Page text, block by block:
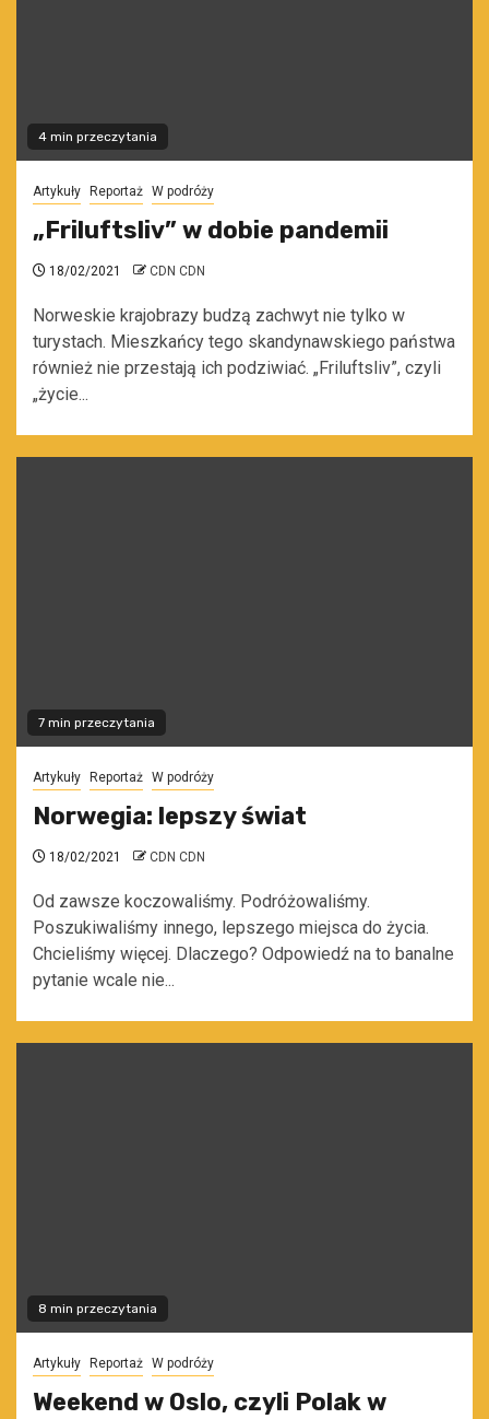
4 min przeczytania
Artykuły Reportaż W podróży
„Friluftsliv” w dobie pandemii
18/02/2021 CDN CDN
Norweskie krajobrazy budzą zachwyt nie tylko w
turystach. Mieszkańcy tego skandynawskiego państwa
również nie przestają ich podziwiać. „Friluftsliv”, czyli
„życie...
7 min przeczytania
Artykuły Reportaż W podróży
Norwegia: lepszy świat
18/02/2021 CDN CDN
Od zawsze koczowaliśmy. Podróżowaliśmy.
Poszukiwaliśmy innego, lepszego miejsca do życia.
Chcieliśmy więcej. Dlaczego? Odpowiedź na to banalne
pytanie wcale nie...
8 min przeczytania
Artykuły Reportaż W podróży
Weekend w Oslo, czyli Polak w